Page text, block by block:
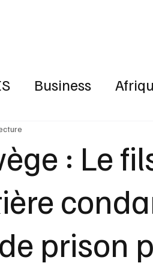
Business
: Le
prison